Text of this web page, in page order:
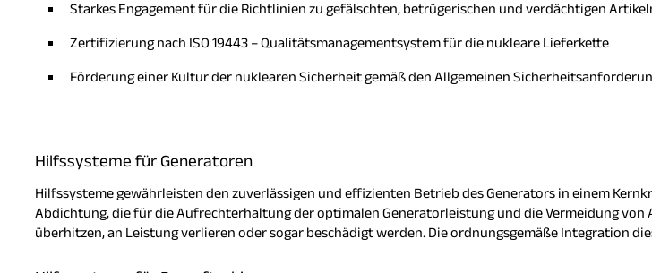
Starkes Engagement für die Richtlinien zu gefälschten, betrügerischen und verdächtigen
Zertifizierung nach ISO 19443 – Qualitätsmanagementsystem für die nukleare Lieferkette
Förderung einer Kultur der nuklearen Sicherheit gemäß den Allgemeinen
Hilfssysteme für Generatoren
Hilfssysteme gewährleisten den zuverlässigen und effizienten Betrieb des Generators in einem
Abdichtung, die für die Aufrechterhaltung der optimalen Generatorleistung und die Vermeidung von
überhitzen, an Leistung verlieren oder sogar beschädigt werden. Die ordnungsgemäße Integration